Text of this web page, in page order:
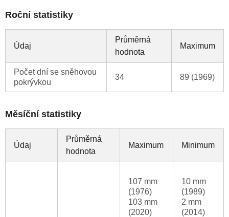
Roční statistiky
Údaj
Průměrná
hodnota
Maximum
Počet dní se sněhovou
pokrývkou
34 89 (1969)
Měsíční statistiky
Údaj
Průměrná
hodnota
Maximum Minimum
107 mm
(1976)
103 mm
(2020)
10 mm
(1989)
2 mm
(2014)